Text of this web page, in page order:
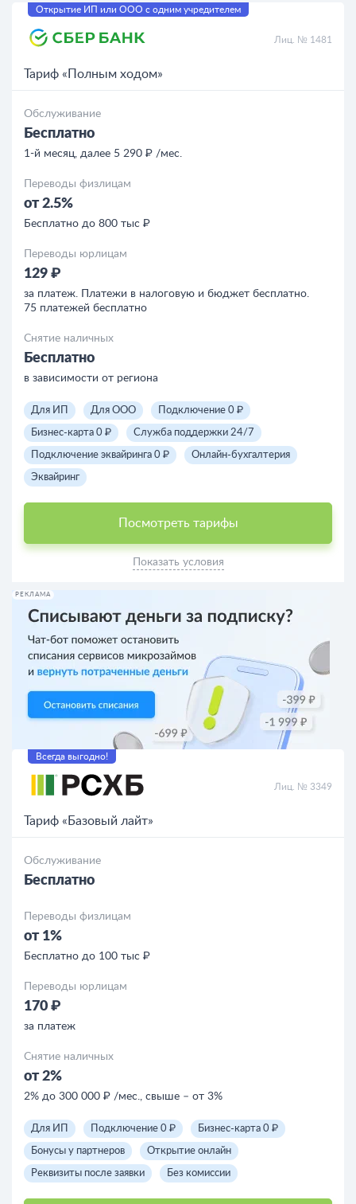
Открытие ИП или ООО с одним учредителем
Лиц. № 1481
Тариф «Полным ходом»
Обслуживание
Бесплатно
1-й месяц, далее 5 290 ₽ /мес.
Переводы физлицам
от 2.5%
Бесплатно до 800 тыс ₽
Переводы юрлицам
129 ₽
за платеж. Платежи в налоговую и бюджет бесплатно.
75 платежей бесплатно
Снятие наличных
Бесплатно
в зависимости от региона
Для ИП Для ООО Подключение 0 ₽
Бизнес-карта 0 ₽ Служба поддержки 24/7
Подключение эквайринга 0 ₽ Онлайн-бухгалтерия
Эквайринг
Посмотреть тарифы
Показать условия
РЕКЛАМА
Всегда выгодно!
Лиц. № 3349
Тариф «Базовый лайт»
Обслуживание
Бесплатно
Переводы физлицам
от 1%
Бесплатно до 100 тыс ₽
Переводы юрлицам
170 ₽
за платеж
Снятие наличных
от 2%
2% до 300 000 ₽ /мес., свыше – от 3%
Для ИП Подключение 0 ₽ Бизнес-карта 0 ₽
Бонусы у партнеров Открытие онлайн
Реквизиты после заявки Без комиссии